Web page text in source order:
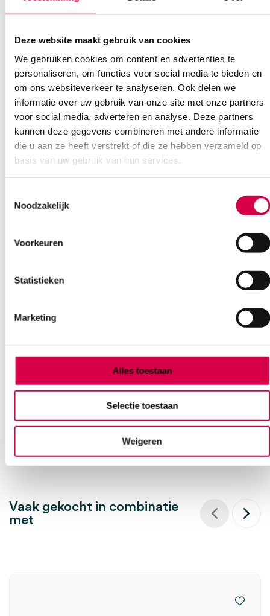
Deze website maakt gebruik van cookies
We gebruiken cookies om content en advertenties te
personaliseren, om functies voor social media te bieden en
om ons websiteverkeer te analyseren. Ook delen we
informatie over uw gebruik van onze site met onze partners
voor social media, adverteren en analyse. Deze partners
kunnen deze gegevens combineren met andere informatie
die u aan ze heeft verstrekt of die ze hebben verzameld op
basis van uw gebruik van hun services.
Noodzakelijk
Voorkeuren
Statistieken
Marketing
Alles toestaan
Selectie toestaan
Weigeren
Ook interessant
3 tot 5 werkdagen
Vaak gekocht in combinatie
met